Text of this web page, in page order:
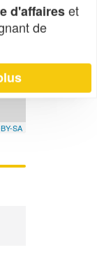
SA
d'affaireset
de